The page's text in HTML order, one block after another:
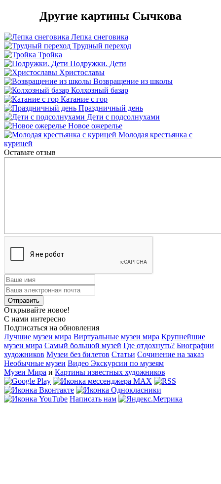
Другие картины Сычкова
Лепка снеговика
Трудный переход
Тройка
Подружки. Дети
Христославы
Возвращение из школы
Колхозный базар
Катание с гор
Праздничный день
Дети с подсолнухами
Новое ожерелье
Молодая крестьянка с
курицей
Оставьте отзыв
Открывайте новое!
С нами интересно
Подписаться на обновления
Лучшие музеи мира Виртуальные музеи мира Крупнейшие
музеи мира Самый большой музей Где отдохнуть? Биографии
художников Музеи без билетов Статьи Сочинение на заказ
Необычные музеи Видео Экскурсии по музеям
Музеи Мира и Картины известных художников
Написать нам